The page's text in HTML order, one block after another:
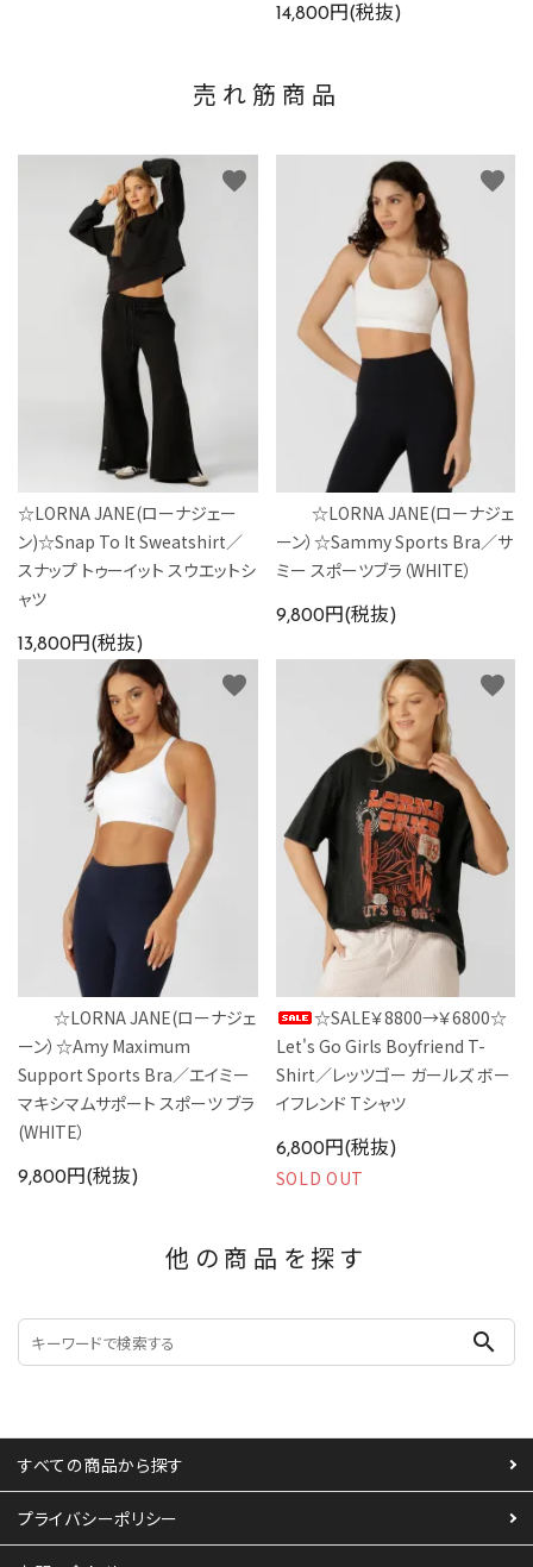
14,800円(税抜)
売れ筋商品
☆LORNA JANE(ローナジェー
ン)☆Snap To It Sweatshirt／
スナップ トゥーイット スウエットシ
ャツ
13,800円(税抜)
favorite
☆LORNA JANE(ローナジェ
ーン）☆Sammy Sports Bra／サ
ミー スポーツブラ（WHITE）
9,800円(税抜)
favorite
☆LORNA JANE(ローナジェ
ーン）☆Amy Maximum
Support Sports Bra／エイミー
マキシマムサポート スポーツ ブラ
(WHITE）
9,800円(税抜)
favorite
☆SALE￥8800→￥6800☆
Let's Go Girls Boyfriend T-
Shirt／レッツゴー ガールズ ボー
イフレンド Tシャツ
6,800円(税抜)
SOLD OUT
favorite
他の商品を探す
search
すべての商品から探す
プライバシーポリシー